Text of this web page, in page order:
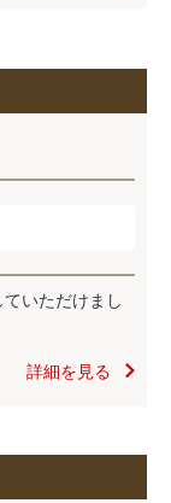
いただけまし
詳細を見る